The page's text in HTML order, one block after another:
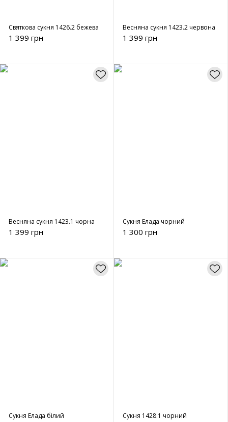
Святкова сукня 1426.2 бежева
1 399 грн
Весняна сукня 1423.2 червона
1 399 грн
Весняна сукня 1423.1 чорна
1 399 грн
Сукня Елада чорний
1 300 грн
Сукня Елада білий Сукня 1428.1 чорний